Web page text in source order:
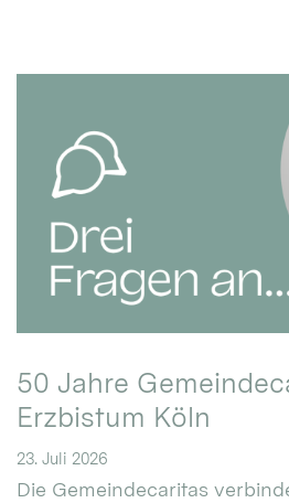
50 Jahre
Erzbistum Köln
23. Juli 2026
Die Gemeindecaritas